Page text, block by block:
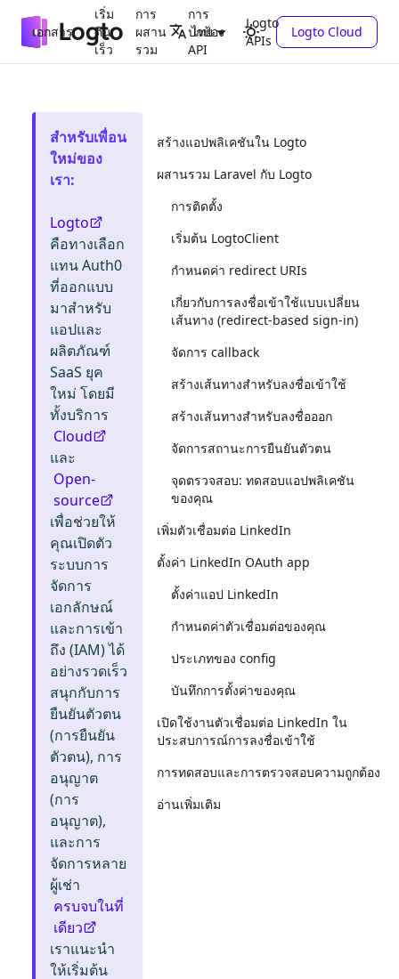
เอกสาร
เริ่ม
ต้น
เร็ว
การ
ผสาน
รวม
การ
ปกป้อง
API
Logto
APIs
ไทย Logto Cloud
สำหรับเพื่อน
ใหม่ของ
เรา:
Logto
คือทางเลือก
แทน Auth0
ที่ออกแบบ
มาสำหรับ
แอปและ
ผลิตภัณฑ์
SaaS ยุค
ใหม่ โดยมี
ทั้งบริการ
Cloud
และ
Open-
source
เพื่อช่วยให้
คุณเปิดตัว
ระบบการ
จัดการ
เอกลักษณ์
และการเข้า
ถึง (IAM) ได้
อย่างรวดเร็ว
สนุกกับการ
ยืนยันตัวตน
(การยืนยัน
ตัวตน), การ
อนุญาต
(การ
อนุญาต),
และการ
จัดการหลาย
ผู้เช่า
ครบจบในที่
เดียว
เราแนะนำ
ให้เริ่มต้น
สร้างแอปพลิเคชันใน Logto
ผสานรวม Laravel กับ Logto
การติดตั้ง
เริ่มต้น LogtoClient
กำหนดค่า redirect URIs
เกี่ยวกับการลงชื่อเข้าใช้แบบเปลี่ยน
เส้นทาง (redirect-based sign-in)
จัดการ callback
สร้างเส้นทางสำหรับลงชื่อเข้าใช้
สร้างเส้นทางสำหรับลงชื่อออก
จัดการสถานะการยืนยันตัวตน
จุดตรวจสอบ: ทดสอบแอปพลิเคชัน
ของคุณ
เพิ่มตัวเชื่อมต่อ LinkedIn
ตั้งค่า LinkedIn OAuth app
ตั้งค่าแอป LinkedIn
กำหนดค่าตัวเชื่อมต่อของคุณ
ประเภทของ config
บันทึกการตั้งค่าของคุณ
เปิดใช้งานตัวเชื่อมต่อ LinkedIn ใน
ประสบการณ์การลงชื่อเข้าใช้
การทดสอบและการตรวจสอบความถูกต้อง
อ่านเพิ่มเติม